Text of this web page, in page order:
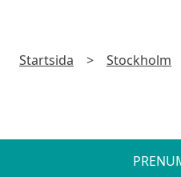
Startsida > Stockholm